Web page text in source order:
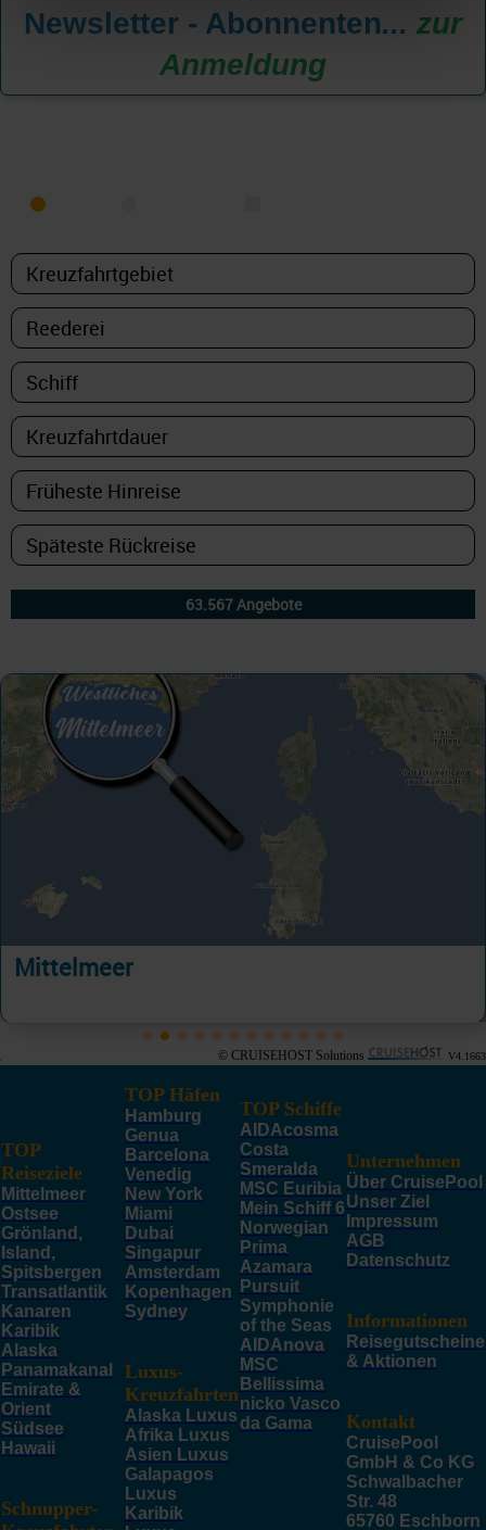
Newsletter - Abonnenten... zur
Anmeldung
Mittelmeer
© CRUISEHOST Solutions V4.1663
TOP
Reiseziele
Mittelmeer
Ostsee
Grönland,
Island,
Spitsbergen
Transatlantik
Kanaren
Karibik
Alaska
Panamakanal
Emirate &
Orient
Südsee
Hawaii
Schnupper-
TOP Häfen
Hamburg
Genua
Barcelona
Venedig
New York
Miami
Dubai
Singapur
Amsterdam
Kopenhagen
Sydney
Luxus-
Kreuzfahrten
Alaska Luxus
Afrika Luxus
Asien Luxus
Galapagos
Luxus
Karibik
TOP Schiffe
AIDAcosma
Costa
Smeralda
MSC Euribia
Mein Schiff 6
Norwegian
Prima
Azamara
Pursuit
Symphonie
of the Seas
AIDAnova
MSC
Bellissima
nicko Vasco
da Gama
Unternehmen
Über CruisePool
Unser Ziel
Impressum
AGB
Datenschutz
Informationen
Reisegutscheine
& Aktionen
Kontakt
CruisePool
GmbH & Co KG
Schwalbacher
Str. 48
65760 Eschborn